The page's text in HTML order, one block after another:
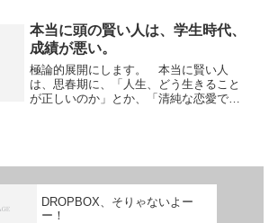
商許可をとってほしいところですが、
「相場価格で買って、相場価格...
本当に頭の賢い人は、学生時代、
成績が悪い。
極論的展開にします。 本当に賢い人
は、思春期に、「人生、どう生きること
が正しいのか」とか、「清純な恋愛でな
DROPBOX、そりゃないよー
ー！